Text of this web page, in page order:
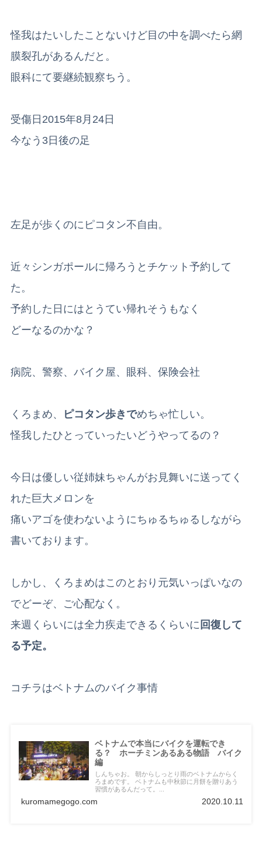
怪我はたいしたことないけど目の中を調べたら網
膜裂孔があるんだと。
眼科にて要継続観察ちう。
受傷日2015年8月24日
今なう3日後の足
左足が歩くのにピコタン不自由。
近々シンガポールに帰ろうとチケット予約して
た。
予約した日にはとうてい帰れそうもなく
どーなるのかな？
病院、警察、バイク屋、眼科、保険会社
くろまめ、 ピコタン歩きでめちゃ忙しい。
怪我したひとっていったいどうやってるの？
今日は優しい従姉妹ちゃんがお見舞いに送ってく
れた巨大メロンを
痛いアゴを使わないようにちゅるちゅるしながら
書いております。
しかし、くろまめはこのとおり元気いっぱいなの
でどーぞ、ご心配なく。
来週くらいには全力疾走できるくらいに 回復して
る予定。
コチラはベトナムのバイク事情
ベトナムで本当にバイクを運転でき
る？ ホーチミンあるある物語 バイク
編
しんちゃお。 朝からしっとり雨のベトナムからく
ろまめです。 ベトナムも中秋節に月餅を贈りあう
習慣があるんだって。...
kuromamegogo.com 2020.10.11